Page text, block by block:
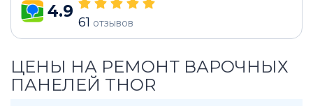
4.9
61 отзывов
ЦЕНЫ НА РЕМОНТ ВАРОЧНЫХ
ПАНЕЛЕЙ THOR